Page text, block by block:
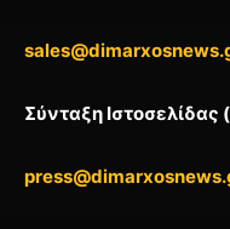
Σύνταξη Ιστοσελίδας